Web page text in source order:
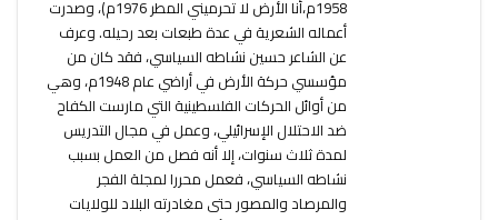
1958م،أنا الأرض لا تحرميني المطر 1976م)، وصدرت
أعماله الشعرية في عدة طبعات بعد رحيله. وعرف
عن الشاعر حسين نشاطه السياسي، فقد كان من
مؤسسي حركة الأرض في أراضي عام 1948م، وهي
من أوائل الحركات الفلسطينية التي مارست الكفاح
ضد الاحتلال الإسرائيلي، وعمل في مجال التدريس
لمدة ثلاث سنوات، إلا أنه فصل من العمل بسبب
نشاطه السياسي، فعمل محررا لمجلة الفجر
والمرصاد والمصور حتى مغادرته البلاد للولايات